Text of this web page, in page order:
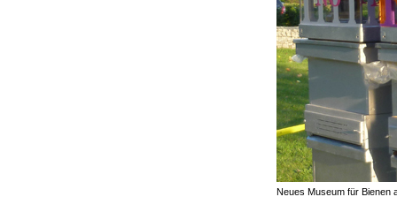
Neues Museum für Bienen